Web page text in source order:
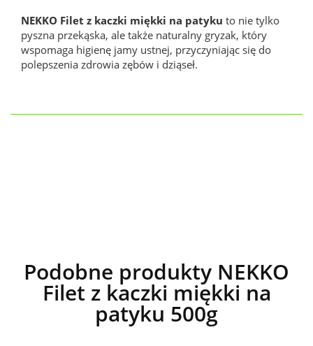
NEKKO Filet z kaczki miękki na patyku to nie tylko
pyszna przekąska, ale także naturalny gryzak, który
wspomaga higienę jamy ustnej, przyczyniając się do
polepszenia zdrowia zębów i dziąseł.
Podobne produkty NEKKO
Filet z kaczki miękki na
patyku 500g